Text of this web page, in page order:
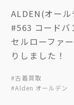
ALDEN(オール
#563 コードバ
セルローファ
りしました！
#古着買取
#Alden オールデン